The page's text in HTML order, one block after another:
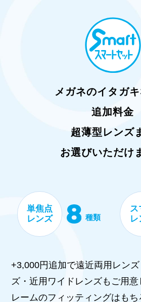
メガネのイタガキ
追加料金
超薄型レンズ
お選びいただけ
単焦点
レンズ
種類
ス
レ
+3,000円追加で遠近両用レン
ズ・近用ワイドレンズもご用
レームのフィッティングはもち